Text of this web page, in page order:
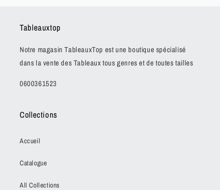
Tableauxtop
Notre magasin TableauxTop est une boutique spécialisé
dans la vente des Tableaux tous genres et de toutes tailles
0600361523
Collections
Accueil
Catalogue
All Collections